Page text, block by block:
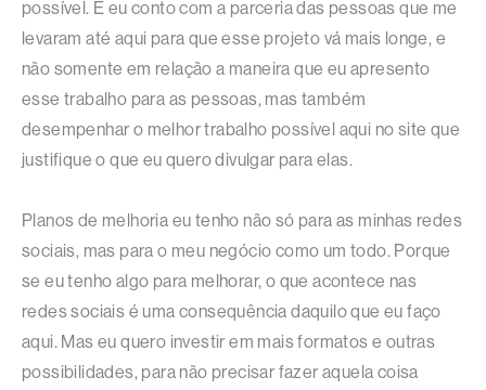
possível. E eu conto com a parceria das pessoas que me
levaram até aqui para que esse projeto vá mais longe, e
não somente em relação a maneira que eu apresento
esse trabalho para as pessoas, mas também
desempenhar o melhor trabalho possível aqui no site que
justifique o que eu quero divulgar para elas.
Planos de melhoria eu tenho não só para as minhas redes
sociais, mas para o meu negócio como um todo. Porque
se eu tenho algo para melhorar, o que acontece nas
redes sociais é uma consequência daquilo que eu faço
aqui. Mas eu quero investir em mais formatos e outras
possibilidades, para não precisar fazer aquela coisa